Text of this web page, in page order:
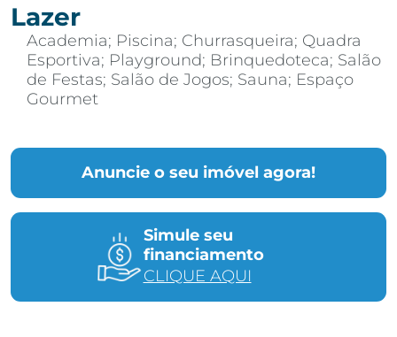
Anuncie o seu imóvel agora!
Simule seu
financiamento
CLIQUE AQUI
Lazer
Academia; Piscina; Churrasqueira; Quadra
Esportiva; Playground; Brinquedoteca; Salão
de Festas; Salão de Jogos; Sauna; Espaço
Gourmet